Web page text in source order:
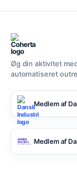
Øg din aktivitet
automatiseret
Medlem af
Medlem af